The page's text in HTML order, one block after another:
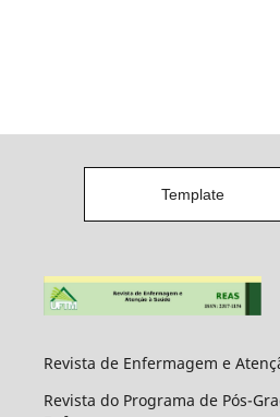
Template
Revista de Enfermagem e
Revista do Programa de Pós-